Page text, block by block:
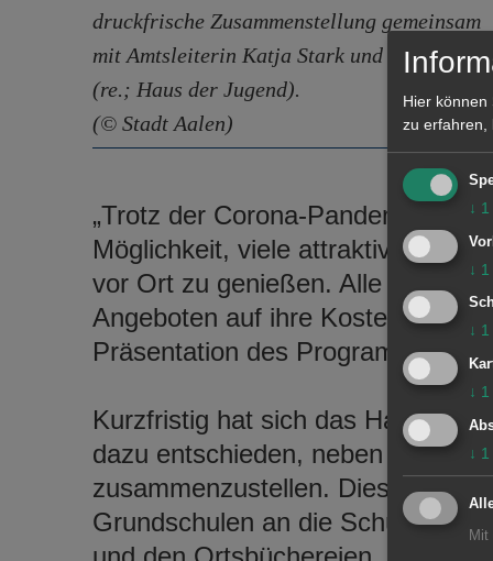
druckfrische Zusammenstellung gemeinsam
mit Amtsleiterin Katja Stark und Reiner Peth
(re.; Haus der Jugend).
(© Stadt Aalen)
„Trotz der Corona-Pandemie
Möglichkeit, viele attraktive und
vor Ort zu genießen. Alle
Angeboten auf ihre Kosten“,
Präsentation des Programmhefts.
Kurzfristig hat sich das Haus der
dazu entschieden, neben des
zusammenzustellen. Diese wird
Grundschulen an die
Hier können
zu erfahren,
↓ 1
↓ 1
↓ 1
↓ 1
↓ 1
Mit